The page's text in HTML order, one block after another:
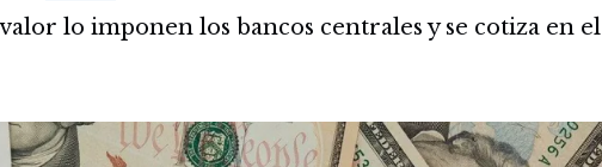
lo imponen los bancos centrales y se cotiza en el